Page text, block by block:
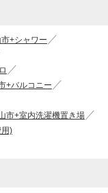
+シャワー
+バルコニー
市+室内洗濯機置き場
)